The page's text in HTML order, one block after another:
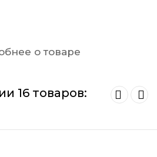
о товаре
16 товаров: